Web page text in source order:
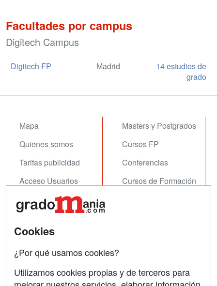
Facultades por campus
Digitech Campus
Digitech FP Madrid
14 estudios de
grado
Mapa
Quienes somos
Tarifas publicidad
Acceso Usuarios
Acceso Centros
Masters y Postgrados
Cursos FP
Conferencias
Cursos de Formación
Contactar
Copyleft
Cookies
¿Por qué usamos cookies?
Utilizamos cookies propias y de terceros para